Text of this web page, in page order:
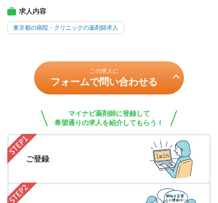
求人内容
東京都の病院・クリニックの薬剤師求人
この求人に
フォームで問い合わせる
マイナビ薬剤師に登録して
希望通りの求人を紹介してもらう！
ご登録